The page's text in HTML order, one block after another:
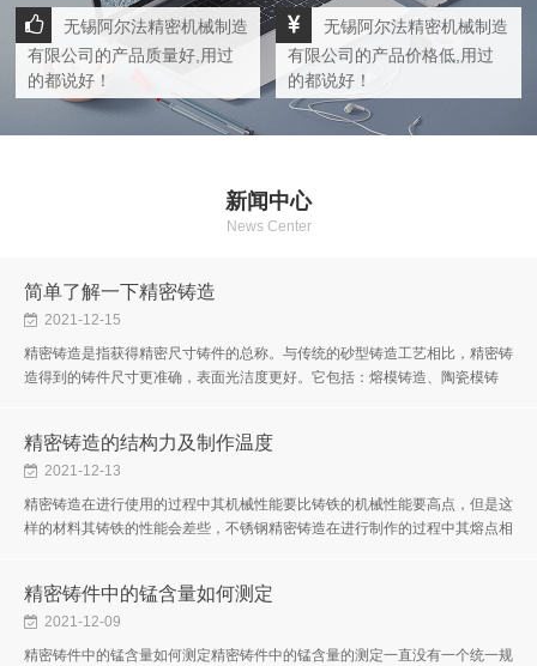
无锡阿尔法精密机械制造
有限公司的产品质量好,用过
的都说好！
无锡阿尔法精密机械制造
有限公司的产品价格低,用过
的都说好！
新闻中心
News Center
简单了解一下精密铸造
2021-12-15
精密铸造是指获得精密尺寸铸件的总称。与传统的砂型铸造工艺相比，精密铸
造得到的铸件尺寸更准确，表面光洁度更好。它包括：熔模铸造、陶瓷模铸
精密铸造的结构力及制作温度
2021-12-13
精密铸造在进行使用的过程中其机械性能要比铸铁的机械性能要高点，但是这
样的材料其铸铁的性能会差些，不锈钢精密铸造在进行制作的过程中其熔点相
精密铸件中的锰含量如何测定
2021-12-09
精密铸件中的锰含量如何测定精密铸件中的锰含量的测定一直没有一个统一规